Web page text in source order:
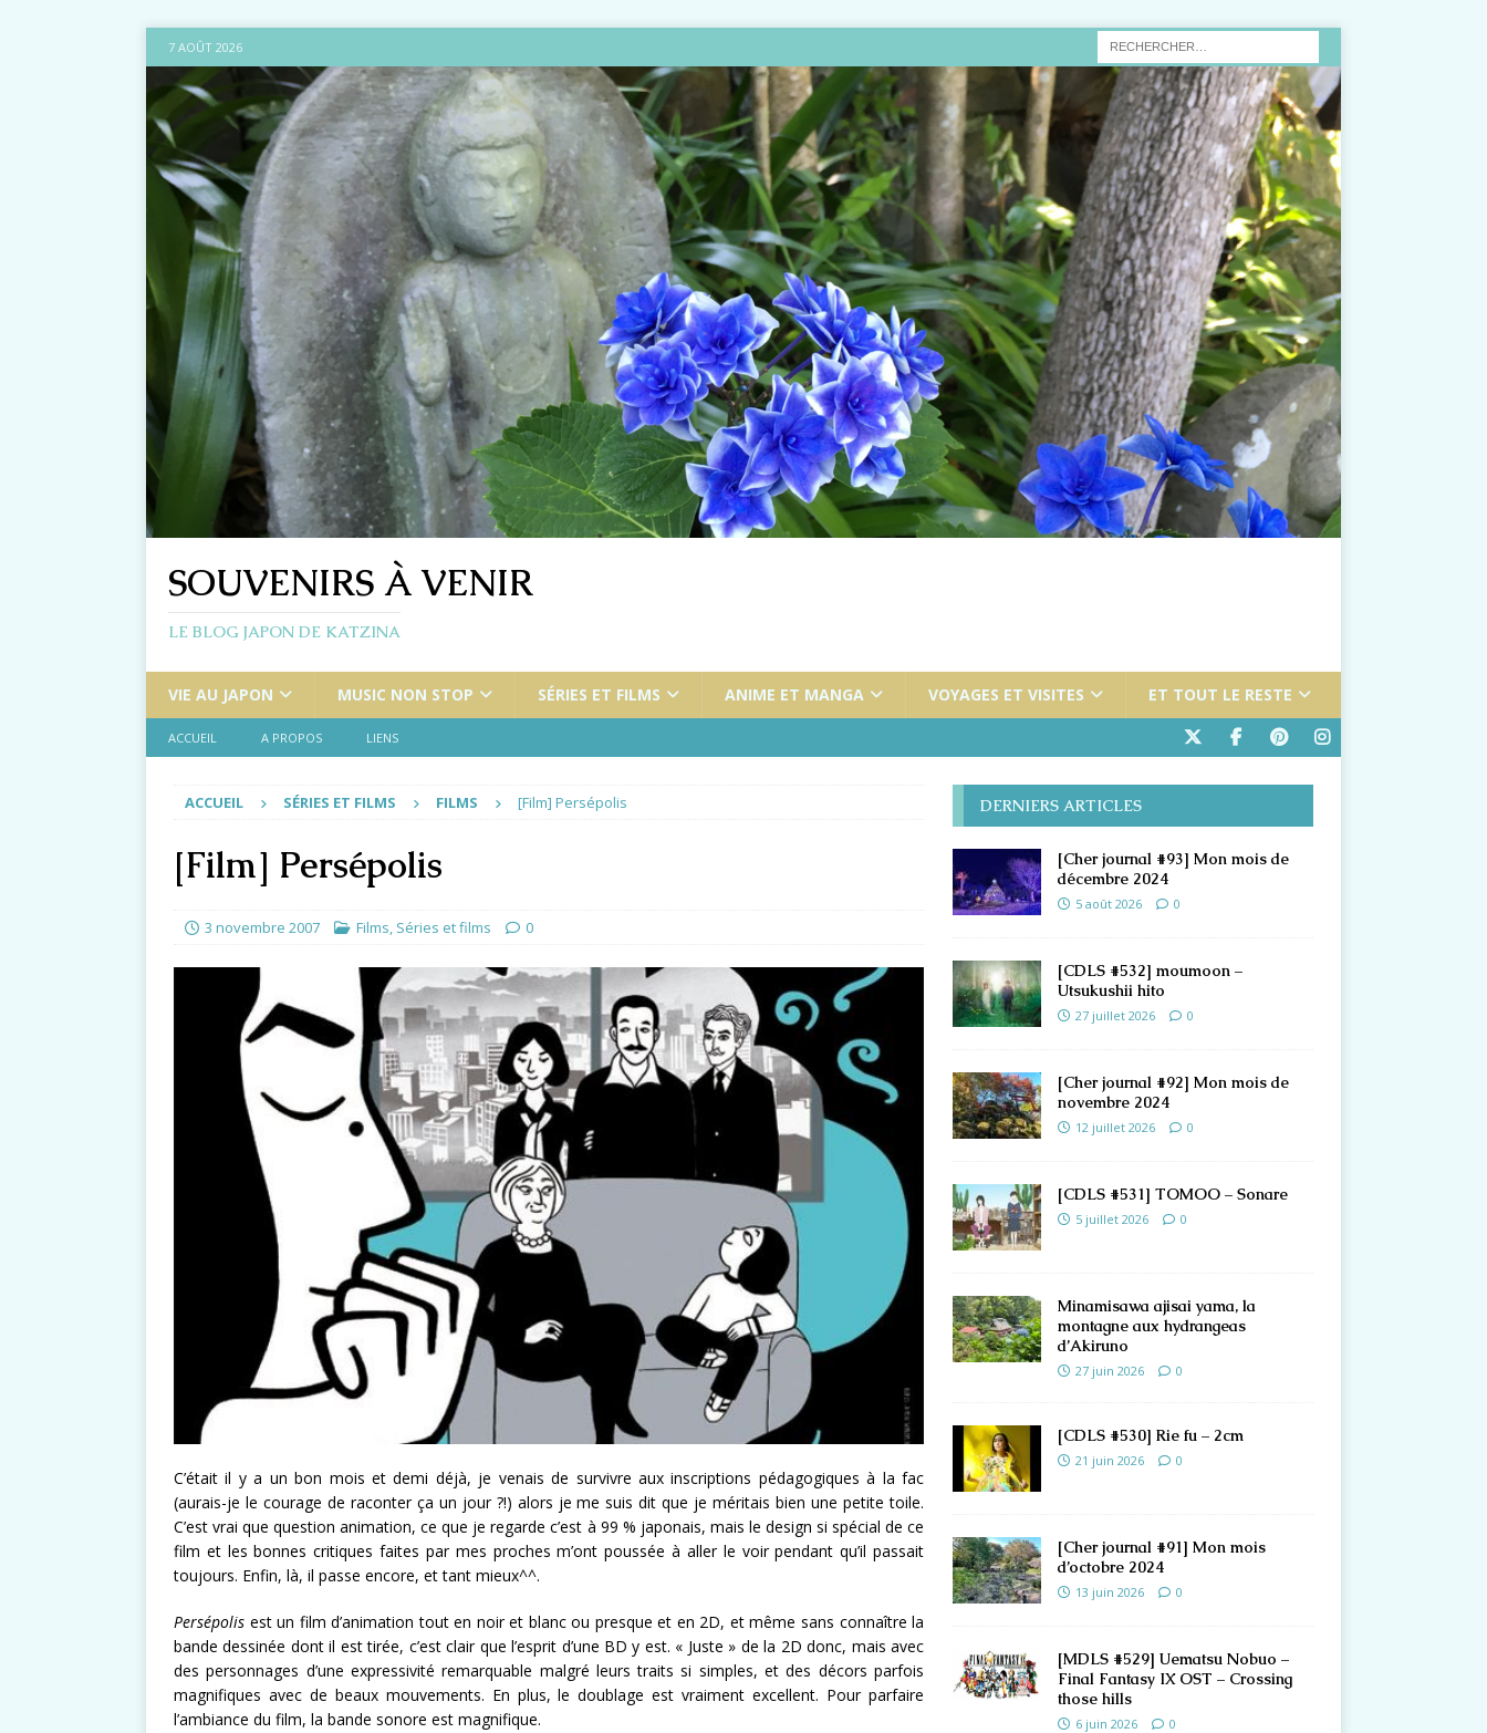
7 AOÛT 2026
SOUVENIRS À VENIR
LE BLOG JAPON DE KATZINA
VIE AU JAPON MUSIC NON STOP SÉRIES ET FILMS ANIME ET MANGA VOYAGES ET VISITES ET TOUT LE RESTE
ACCUEIL A PROPOS LIENS
ACCUEIL SÉRIES ET FILMS FILMS [Film] Persépolis
[Film] Persépolis
3 novembre 2007 Films, Séries et films 0
C’était il y a un bon mois et demi déjà, je venais de survivre aux inscriptions pédagogiques à la fac
(aurais-je le courage de raconter ça un jour ?!) alors je me suis dit que je méritais bien une petite toile.
C’est vrai que question animation, ce que je regarde c’est à 99 % japonais, mais le design si spécial de ce
film et les bonnes critiques faites par mes proches m’ont poussée à aller le voir pendant qu’il passait
toujours. Enfin, là, il passe encore, et tant mieux^^.
Persépolis est un film d’animation tout en noir et blanc ou presque et en 2D, et même sans connaître la
bande dessinée dont il est tirée, c’est clair que l’esprit d’une BD y est. « Juste » de la 2D donc, mais avec
des personnages d’une expressivité remarquable malgré leurs traits si simples, et des décors parfois
magnifiques avec de beaux mouvements. En plus, le doublage est vraiment excellent. Pour parfaire
l’ambiance du film, la bande sonore est magnifique.
DERNIERS ARTICLES
[Cher journal #93] Mon mois de
décembre 2024
5 août 2026 0
[CDLS #532] moumoon –
Utsukushii hito
27 juillet 2026 0
[Cher journal #92] Mon mois de
novembre 2024
12 juillet 2026 0
[CDLS #531] TOMOO – Sonare
5 juillet 2026 0
Minamisawa ajisai yama, la
montagne aux hydrangeas
d’Akiruno
27 juin 2026 0
[CDLS #530] Rie fu – 2cm
21 juin 2026 0
[Cher journal #91] Mon mois
d’octobre 2024
13 juin 2026 0
[MDLS #529] Uematsu Nobuo –
Final Fantasy IX OST – Crossing
those hills
6 juin 2026 0